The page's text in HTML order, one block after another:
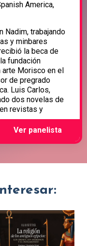
America,
Nadim, trabajando
y minbares
la beca de
fundación
arte Morisco en el
de pregrado
Luis Carlos,
dos novelas de
revistas y